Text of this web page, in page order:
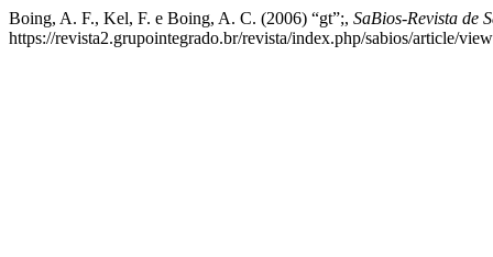
Boing, A. F., Kel, F. e Boing, A. C. (2006) “gt”;, SaBios-Revista de
https://revista2.grupointegrado.br/revista/index.php/sabios/article/